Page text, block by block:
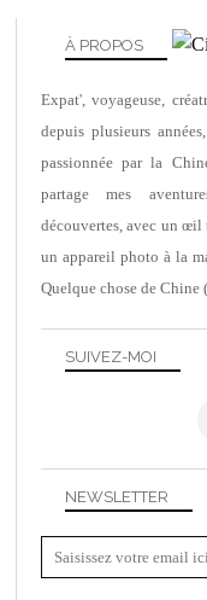
NEWSLETTER
SUIVEZ-MOI
À PROPOS
Expat', voyageuse,
depuis plusieurs
passionnée par la
partage mes
découvertes, avec un
un appareil photo à la
Quelque chose de